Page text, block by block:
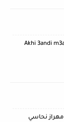
Akhi 3andi
نحاسي